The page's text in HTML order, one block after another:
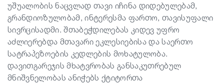
უშუალობის ნაცვლად თავი იჩინა დიდებულებამ,
გრანდიოზულობამ, ინტერესმა ფართო, თავისუფალი
სივრცისადმი. შთაბეჭდილებას კიდევ უფრო
აძლიერებდა მთავარი ეკლესიებისა და საერთო
სატრაპეზოების კედლების მოხატულობა.
დავითგარეჯის მხატვრობას განსაკუთრებულ
მნიშვნელობას ანიჭებს ქტიტორთა